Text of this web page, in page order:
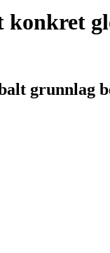
grunnlag